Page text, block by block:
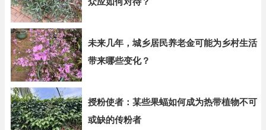
未来几年，城乡居民养老金可能为乡村生活
带来哪些变化？
授粉使者：某些果蝠如何成为热带植物不可
或缺的传粉者